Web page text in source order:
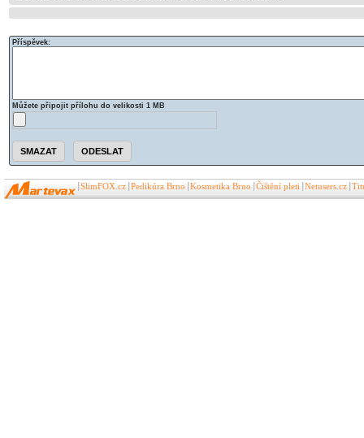
Příspěvek:
Můžete připojit přílohu do velikosti 1 MB
SlimFOX.cz Pedikúra Brno Kosmetika Brno Čištění pleti Netusers.cz